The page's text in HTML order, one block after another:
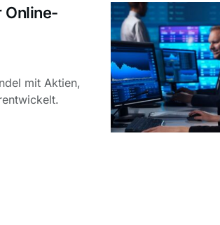
Online-
mit Aktien,